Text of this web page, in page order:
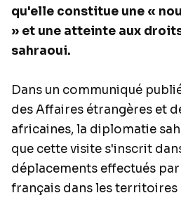
qu'elle constitue une «
» et une atteinte aux
sahraoui.
Dans un communiqué
des Affaires étrangères et
africaines, la diplomatie
que cette visite s'inscrit
déplacements effectués
français dans les territoires